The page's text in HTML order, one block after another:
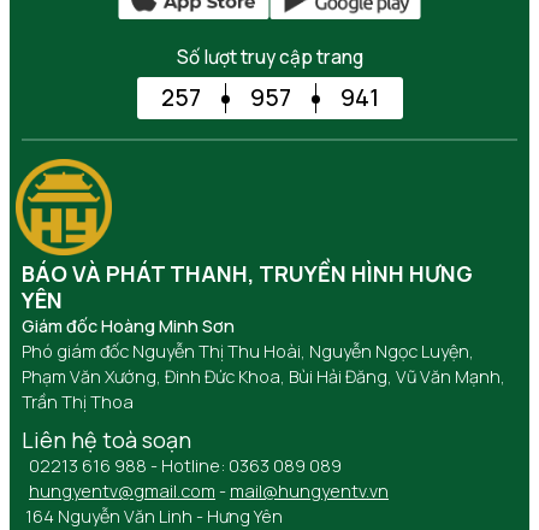
Số lượt truy cập trang
257 957 941
BÁO VÀ PHÁT THANH, TRUYỀN HÌNH HƯNG
YÊN
Giám đốc Hoàng Minh Sơn
Phó giám đốc Nguyễn Thị Thu Hoài, Nguyễn Ngọc Luyện,
Phạm Văn Xướng, Đinh Đức Khoa, Bùi Hải Đăng, Vũ Văn Mạnh,
Trần Thị Thoa
Liên hệ toà soạn
02213 616 988 - Hotline: 0363 089 089
hungyentv@gmail.com - mail@hungyentv.vn
164 Nguyễn Văn Linh - Hưng Yên